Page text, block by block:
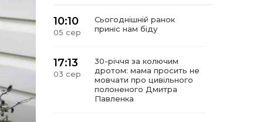
10:10
05 сер
Сьогоднішній ранок
приніс нам біду
17:13
03 сер
30-річчя за колючим
дротом: мама просить не
мовчати про цивільного
полоненого Дмитра
Павленка